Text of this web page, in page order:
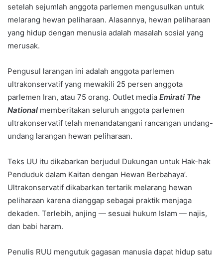
setelah sejumlah anggota parlemen mengusulkan untuk
melarang hewan peliharaan. Alasannya, hewan peliharaan
yang hidup dengan menusia adalah masalah sosial yang
merusak.
Pengusul larangan ini adalah anggota parlemen
ultrakonservatif yang mewakili 25 persen anggota
parlemen Iran, atau 75 orang. Outlet media Emirati The
National memberitakan seluruh anggota parlemen
ultrakonservatif telah menandatangani rancangan undang-
undang larangan hewan peliharaan.
Teks UU itu dikabarkan berjudul Dukungan untuk Hak-hak
Penduduk dalam Kaitan dengan Hewan Berbahaya’.
Ultrakonservatif dikabarkan tertarik melarang hewan
peliharaan karena dianggap sebagai praktik menjaga
dekaden. Terlebih, anjing — sesuai hukum Islam — najis,
dan babi haram.
Penulis RUU mengutuk gagasan manusia dapat hidup satu